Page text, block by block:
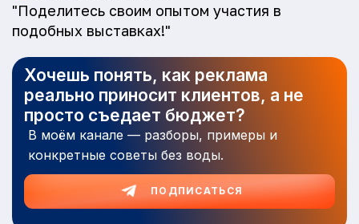
"Поделитесь своим опытом участия в
подобных выставках!"
Хочешь понять, как реклама
реально приносит клиентов, а не
просто съедает бюджет?
В моём канале — разборы, примеры и
конкретные советы без воды.
ПОДПИСАТЬСЯ